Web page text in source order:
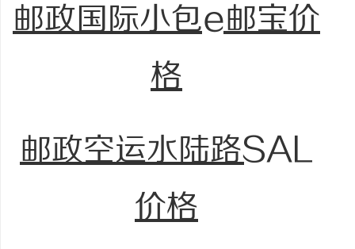
邮政国际小包e邮宝价
格
邮政空运水陆路SAL
价格